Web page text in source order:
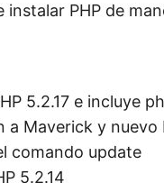
PHP de
5.2.17 e incluye
Maverick y nuevo
comando update
5.2.14